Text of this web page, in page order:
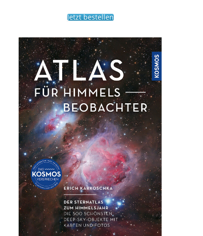
Jetzt bestellen